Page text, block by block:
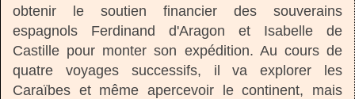
obtenir le soutien financier des souverains
espagnols Ferdinand d'Aragon et Isabelle de
Castille pour monter son expédition. Au cours de
quatre voyages successifs, il va explorer les
Caraïbes et même apercevoir le continent, mais